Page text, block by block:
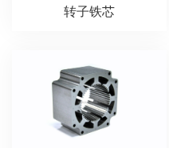
转子铁芯